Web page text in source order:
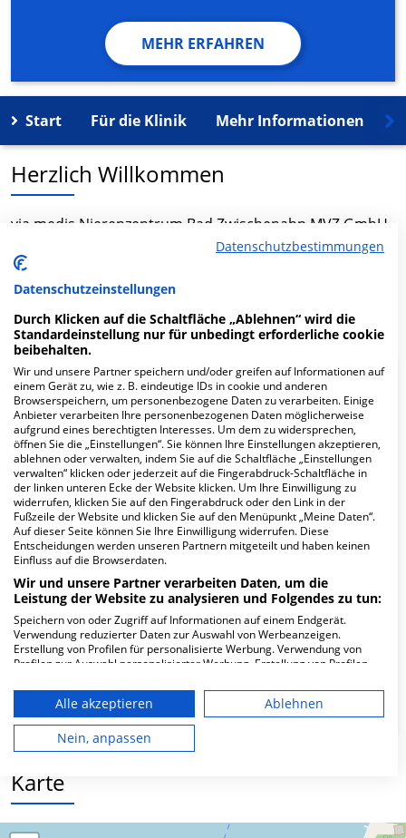
MEHR ERFAHREN
Start Für die Klinik Mehr Informationen
Herzlich Willkommen
via medis Nierenzentrum Bad Zwischenahn MVZ GmbH
in der Am Kurpark 1 ist ein medizinisches
Versorgungszentrum in Bad Zwischenahn.
Mehr Informationen
FAQ
Hier ﬁnden Sie häuﬁg gestellte Fragen zu dieser Klinik.
Wie lautet die Adresse von via medis
Nierenzentrum Bad Zwischenahn MVZ
GmbH?
26160 Bad Zwischenahn
Wie ist die Telefonnummer von via medis
GmbH?
Karte
Datenschutzbestimmungen
Datenschutzeinstellungen
Durch Klicken auf die Schaltfläche „Ablehnen“ wird die
Standardeinstellung nur für unbedingt erforderliche cookie
beibehalten.
Wir und unsere Partner speichern und/oder greifen auf Informationen auf
einem Gerät zu, wie z. B. eindeutige IDs in cookie und anderen
Browserspeichern, um personenbezogene Daten zu verarbeiten. Einige
Anbieter verarbeiten Ihre personenbezogenen Daten möglicherweise
aufgrund eines berechtigten Interesses. Um dem zu widersprechen,
öffnen Sie die „Einstellungen“. Sie können Ihre Einstellungen akzeptieren,
ablehnen oder verwalten, indem Sie auf die Schaltfläche „Einstellungen
verwalten“ klicken oder jederzeit auf die Fingerabdruck-Schaltfläche in
der linken unteren Ecke der Website klicken. Um Ihre Einwilligung zu
widerrufen, klicken Sie auf den Fingerabdruck oder den Link in der
Fußzeile der Website und klicken Sie auf den Menüpunkt „Meine Daten“.
Auf dieser Seite können Sie Ihre Einwilligung widerrufen. Diese
Entscheidungen werden unseren Partnern mitgeteilt und haben keinen
Einfluss auf die Browserdaten.
Wir und unsere Partner verarbeiten Daten, um die
Leistung der Website zu analysieren und Folgendes zu tun:
Speichern von oder Zugriff auf Informationen auf einem Endgerät.
Verwendung reduzierter Daten zur Auswahl von Werbeanzeigen.
Erstellung von Profilen für personalisierte Werbung. Verwendung von
Profilen zur Auswahl personalisierter Werbung. Erstellung von Profilen
personalisierter Inhalte. Messung der Werbeleistung. Messung der
Performance von Inhalten. Analyse von Zielgruppen durch Statistiken
oder Kombinationen von Daten aus verschiedenen Quellen. Entwicklung
und Verbesserung der Angebote. Verwendung reduzierter Daten zur
Auswahl von Inhalten.
die USA gesendet werden.
Ihre Einwilligung und die cookie Richtlinie gelten ausschließlich für diese
Alle akzeptieren
Ablehnen
Nein, anpassen